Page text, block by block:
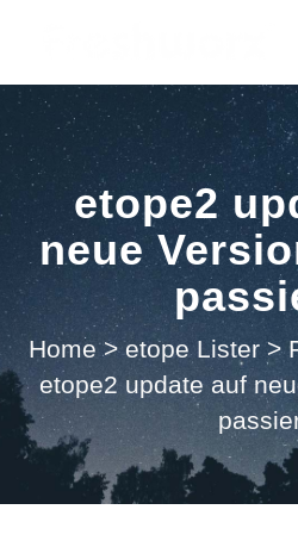
My tickets
Submit ticket
Loginetope2
neue
Home > etope Lister >
etope2 update auf